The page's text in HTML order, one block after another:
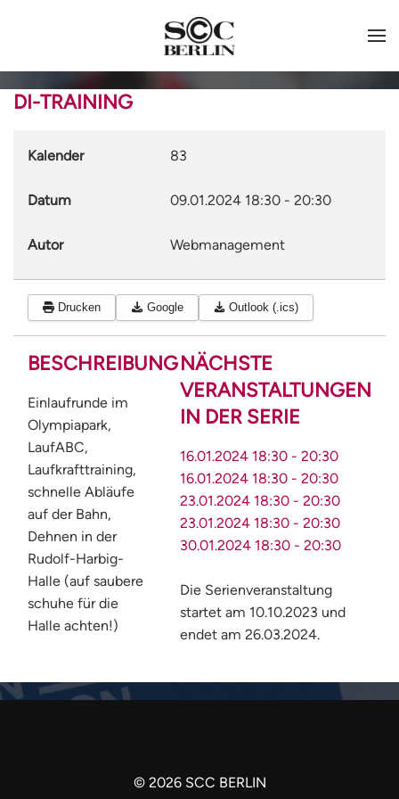
DI-TRAINING
Kalender 83
Datum 09.01.2024 18:30 - 20:30
Autor Webmanagement
Drucken Google Outlook (.ics)
BESCHREIBUNG
Einlaufrunde im
Olympiapark,
LaufABC,
Laufkrafttraining,
schnelle Abläufe
auf der Bahn,
Dehnen in der
Rudolf-Harbig-
Halle (auf saubere
schuhe für die
Halle achten!)
NÄCHSTE
VERANSTALTUNGEN
IN DER SERIE
16.01.2024 18:30 - 20:30
16.01.2024 18:30 - 20:30
23.01.2024 18:30 - 20:30
23.01.2024 18:30 - 20:30
30.01.2024 18:30 - 20:30
Die Serienveranstaltung
startet am 10.10.2023 und
endet am 26.03.2024.
© 2026SCC BERLIN